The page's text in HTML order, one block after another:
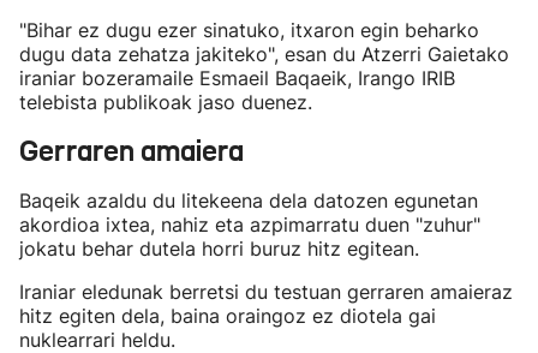
"Bihar ez dugu ezer sinatuko, itxaron egin beharko
dugu data zehatza jakiteko", esan du Atzerri Gaietako
iraniar bozeramaile Esmaeil Baqaeik, Irango IRIB
telebista publikoak jaso duenez.
Gerraren amaiera
Baqeik azaldu du litekeena dela datozen egunetan
akordioa ixtea, nahiz eta azpimarratu duen "zuhur"
jokatu behar dutela horri buruz hitz egitean.
Iraniar eledunak berretsi du testuan gerraren amaieraz
hitz egiten dela, baina oraingoz ez diotela gai
nuklearrari heldu.